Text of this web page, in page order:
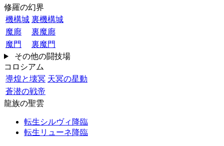
修羅の幻界
機構城 裏機構城
魔廊
裏魔廊
魔門
裏魔門
その他の闘技場
コロシアム
導煌と壊冥 天冥の星動
蒼潜の戦帝
龍族の聖雲
転生シルヴィ降臨
転生リューネ降臨